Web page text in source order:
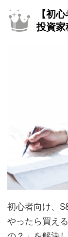
【初
投資
初心者向け、
やったら買え